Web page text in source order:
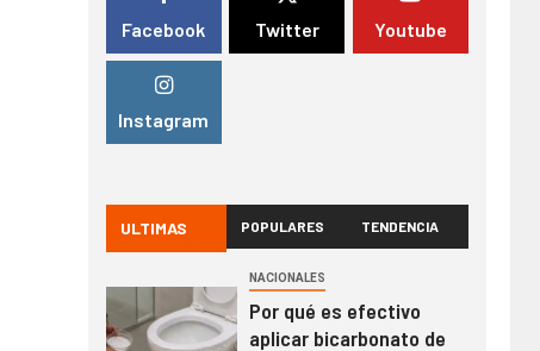
Facebook Twitter Youtube
Instagram
ULTIMAS POPULARES TENDENCIA
NACIONALES
Por qué es efectivo
aplicar bicarbonato de